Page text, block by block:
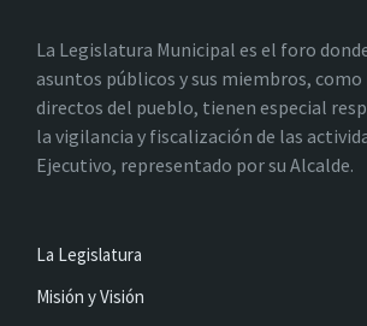
La Legislatura Municipal es el foro
asuntos públicos y sus miembros,
directos del pueblo, tienen especial
la vigilancia y fiscalización de las
Ejecutivo, representado por su Alcalde.
La Legislatura
Misión y Visión